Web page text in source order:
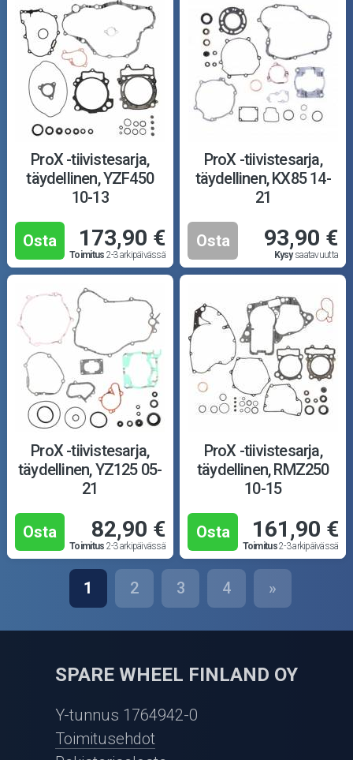
ProX -tiivistesarja,
täydellinen, YZF450
10-13
Osta 173,90 €
Toimitus 2-3 arkipäivässä
ProX -tiivistesarja,
täydellinen, KX85 14-
21
Osta 93,90 €
Kysysaatavuutta
ProX -tiivistesarja,
täydellinen, YZ125 05-
21
Osta 82,90 €
Toimitus 2-3 arkipäivässä
ProX -tiivistesarja,
täydellinen, RMZ250
10-15
Osta 161,90 €
Toimitus2-3 arkipäivässä
1 2 3 4 »
SPARE WHEEL FINLAND OY
Y-tunnus 1764942-0
Toimitusehdot